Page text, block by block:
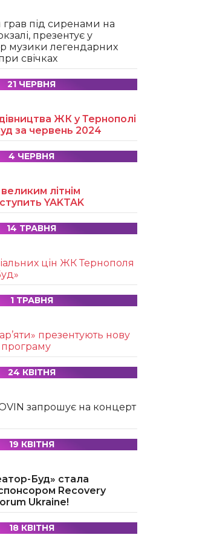
грав під сиренами на
презентує у
музики легендарних
свічках
21 ЧЕРВНЯ
ЖК у Тернополі
за червень 2024
4 ЧЕРВНЯ
літнім
YAKTAK
14 ТРАВНЯ
цін ЖК Тернополя
1 ТРАВНЯ
презентують нову
24 КВІТНЯ
запрошує на концерт
19 КВІТНЯ
Буд» стала
Recovery
Ukraine!
18 КВІТНЯ